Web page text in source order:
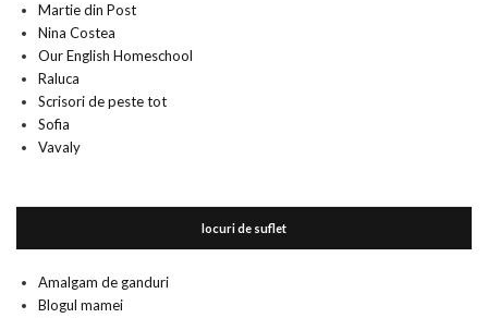
Martie din Post
Nina Costea
Our English Homeschool
Raluca
Scrisori de peste tot
Sofia
Vavaly
locuri de suflet
Amalgam de ganduri
Blogul mamei